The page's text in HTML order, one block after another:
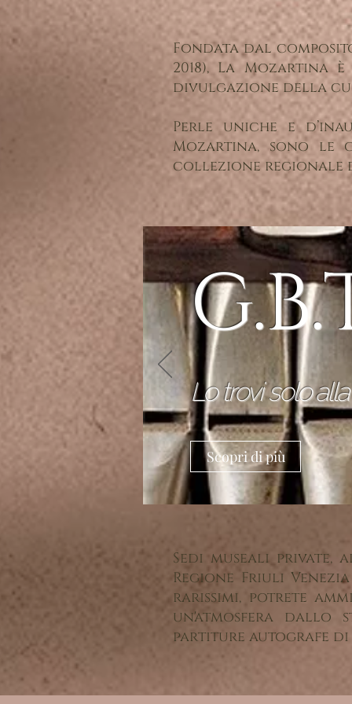
Fondata dal
2018), La Mozartina
divulgazione della
Perle uniche e
Mozartina, sono le
collezione regionale
Lo trovi solo
Scopri di più
​Sedi museali
Regione Friuli
rarissimi, potrete
un'atmosfera dallo
partiture autografe di